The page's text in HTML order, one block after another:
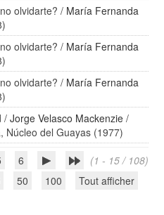
olvidarte? / María Fernanda
olvidarte? / María Fernanda
olvidarte? / María Fernanda
/Jorge Velasco Mackenzie /
Núcleo del Guayas (1977)
6
(1 - 15 / 108)
50 100 Tout afficher